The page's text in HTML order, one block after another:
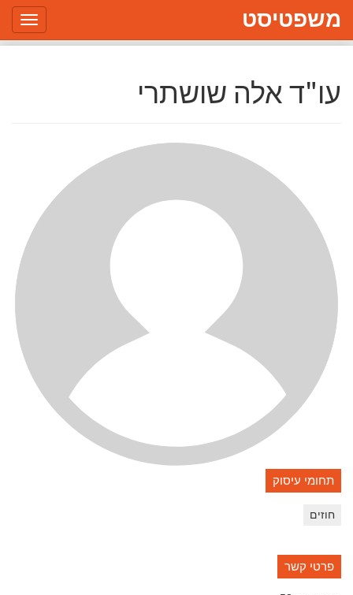
משפטיסט
עו"ד אלה שושתרי
תחומי עיסוק
חוזים
פרטי קשר